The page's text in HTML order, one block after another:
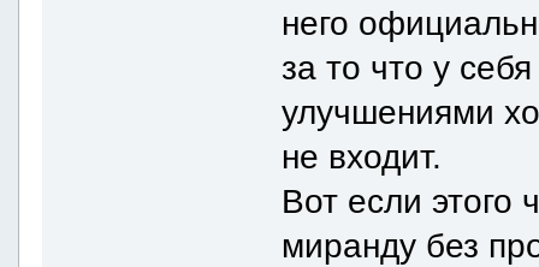
него
за то что у
улучшениями
не входит.
Вот если этого
миранду без